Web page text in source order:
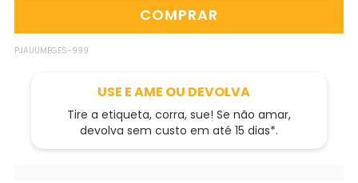
PJAUUMEGES-999
USE E AME OU DEVOLVA
Tire a etiqueta, corra, sue! Se não amar,
devolva sem custo em até 15 dias*.